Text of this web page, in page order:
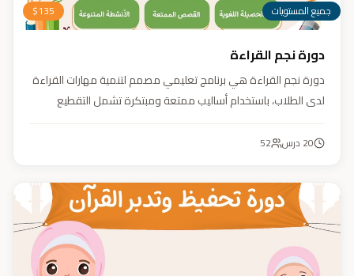
جميع المستويات $135
دورة نجم القراءة
دورة نجم القراءة هي برنامج تعليمي مصمم لتنمية مهارات القراءة
لدى الطلاب، باستخدام أساليب ممتعة ومبتكرة تشمل التقطيع
والمحادثات. يهدف البرنامج إلى تعزيز قدرات الطلاب في التمييز بين
20 درس 52